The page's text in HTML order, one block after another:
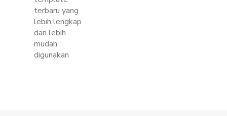
terbaru yang
lebih lengkap
dan lebih
mudah
digunakan